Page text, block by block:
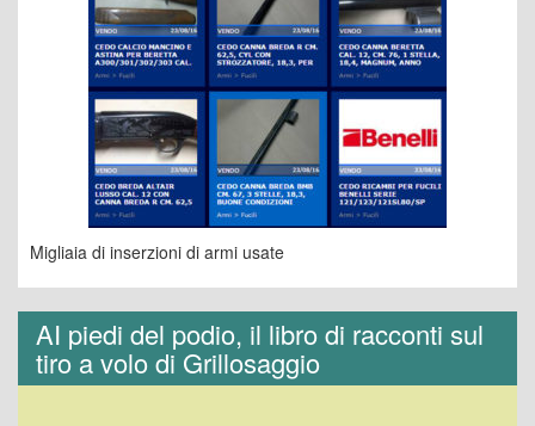
Migliaia di inserzioni di armi usate
AI piedi del podio, il libro di racconti sul
tiro a volo di Grillosaggio